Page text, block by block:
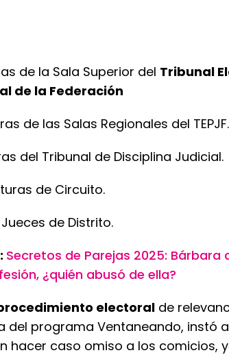
de la Sala Superior del Tribunal
de la Federación
de las Salas Regionales del TEPJF.
del Tribunal de Disciplina Judicial.
de Circuito.
de Distrito.
Secretos de Parejas 2025: Bárbara
¿quién abusó de ella?
electoral de
del programa Ventaneando, instó
hacer caso omiso a los comicios,